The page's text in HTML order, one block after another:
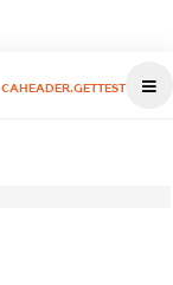
CAHEADER.GETTEST